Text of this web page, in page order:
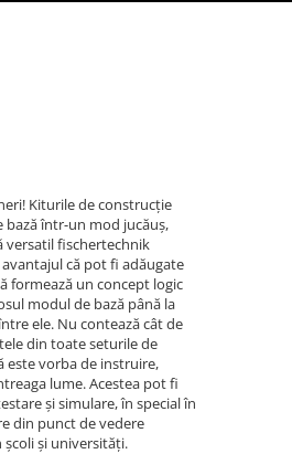
Kiturile de construcție
într-un mod jucăuș,
versatil fischertechnik
că pot fi adăugate
formează un concept logic
modul de bază până la
ele. Nu contează cât de
din toate seturile de
este vorba de instruire,
lume. Acestea pot fi
și simulare, în special în
din punct de vedere
și universități.